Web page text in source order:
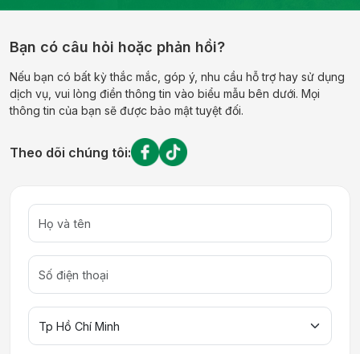
Bạn có câu hỏi hoặc phản hồi?
Nếu bạn có bất kỳ thắc mắc, góp ý, nhu cầu hỗ trợ hay sử dụng
dịch vụ, vui lòng điền thông tin vào biểu mẫu bên dưới. Mọi
thông tin của bạn sẽ được bảo mật tuyệt đối.
Theo dõi chúng tôi: